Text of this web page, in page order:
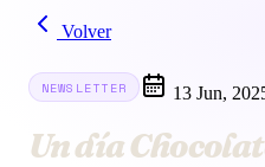
Volver
NEWSLETTER 13 Jun,
Un día